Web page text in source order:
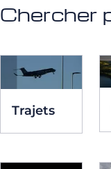
Chercher
Trajets